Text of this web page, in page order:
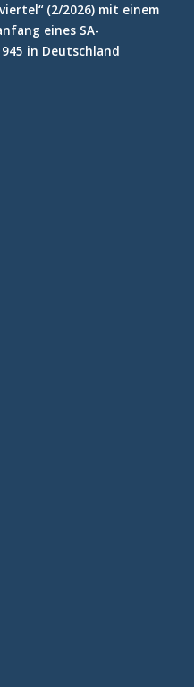
(2/2026) mit einem
eines SA-
in Deutschland